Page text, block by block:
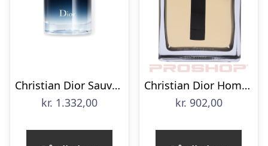
Christian Dior Sauvage Eau Forte Parfum 60 ml
kr. 1.332,00
Christian Dior Homme Intense – 100 ml
kr. 902,00